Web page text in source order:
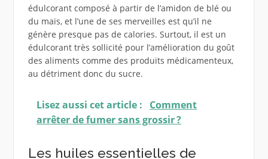
édulcorant composé à partir de l’amidon de blé ou
du maïs, et l’une de ses merveilles est qu’il ne
génère presque pas de calories. Surtout, il est un
édulcorant très sollicité pour l’amélioration du goût
des aliments comme des produits médicamenteux,
au détriment donc du sucre.
Lisez aussi cet article :
Comment
arrêter de fumer sans grossir ?
Les huiles essentielles de